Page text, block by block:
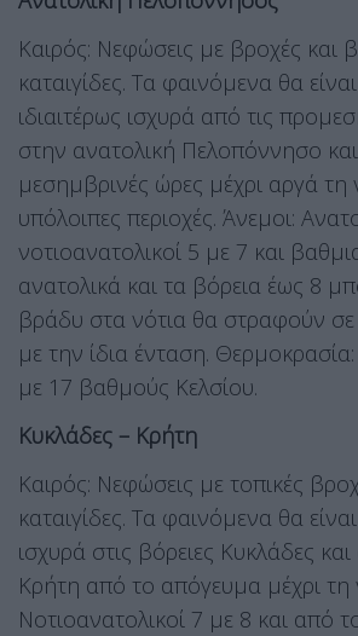
Καιρός: Νεφώσεις με βροχές και
καταιγίδες. Τα φαινόμενα θα
ιδιαιτέρως ισχυρά από τις
στην ανατολική Πελοπόννησο
μεσημβρινές ώρες μέχρι αργά τη
υπόλοιπες περιοχές. Άνεμοι:
νοτιοανατολικοί 5 με 7 και
ανατολικά και τα βόρεια έως 8
βράδυ στα νότια θα στραφούν σε
με την ίδια ένταση.
με 17 βαθμούς Κελσίου.
Κυκλάδες – Κρήτη
Καιρός: Νεφώσεις με τοπικές
καταιγίδες. Τα φαινόμενα θα
ισχυρά στις βόρειες Κυκλάδες
Κρήτη από το απόγευμα μέχρι τη
Νοτιοανατολικοί 7 με 8 και από